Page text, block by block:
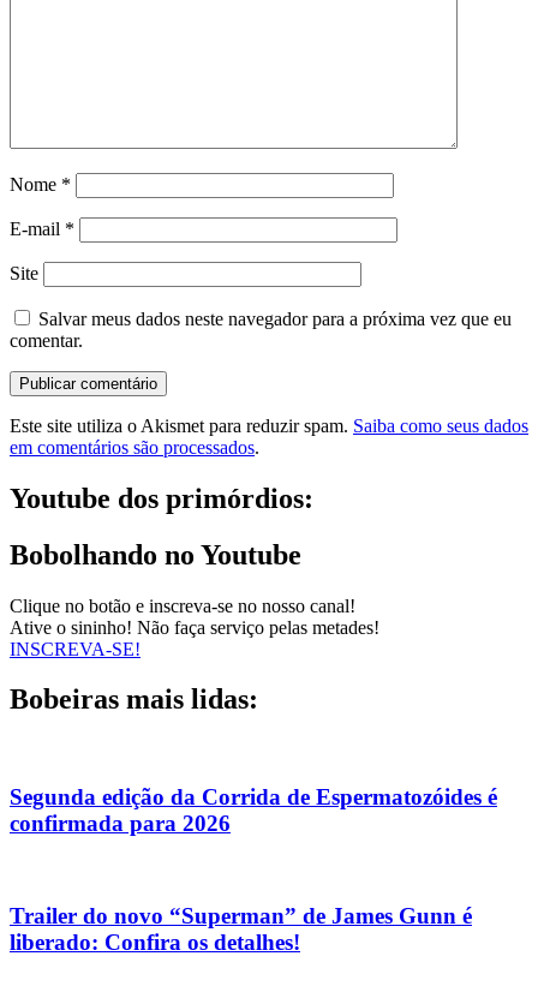
Nome *
E-mail *
Site
Salvar meus dados neste navegador para a próxima vez que eu
comentar.
Este site utiliza o Akismet para reduzir spam. Saiba como seus dados
em comentários são processados.
Youtube dos primórdios:
Bobolhando no Youtube
Clique no botão e inscreva-se no nosso canal!
Ative o sininho! Não faça serviço pelas metades!
INSCREVA-SE!
Bobeiras mais lidas:
Segunda edição da Corrida de Espermatozóides é
confirmada para 2026
Trailer do novo “Superman” de James Gunn é
liberado: Confira os detalhes!